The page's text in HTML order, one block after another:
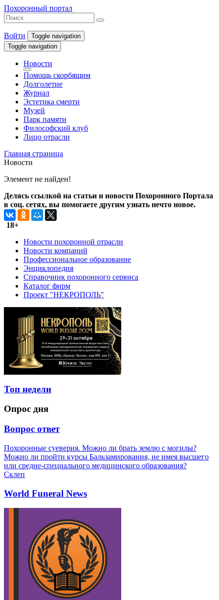
Похоронный портал
Войти
Toggle navigation
Toggle navigation
Новости
Помощь скорбящим
Долголетие
Журнал
Эстетика смерти
Музей
Парк памяти
Философский клуб
Лицо отрасли
Главная страница
Новости
Элемент не найден!
Делясь ссылкой на статьи и новости Похоронного Портала
в соц. сетях, вы помогаете другим узнать нечто новое.
18+
Новости похоронной отрасли
Новости компаний
Профессиональное образование
Энциклопедия
Справочник похоронного сервиса
Каталог фирм
Проект "НЕКРОПОЛЬ"
Топ недели
Опрос дня
Вопрос ответ
Похоронные суеверия. Можно ли брать землю с могилы?
Можно ли пройти курсы Бальзамирования, не имея высшего
или средне-специального медицинского образования?
Склеп
World Funeral News